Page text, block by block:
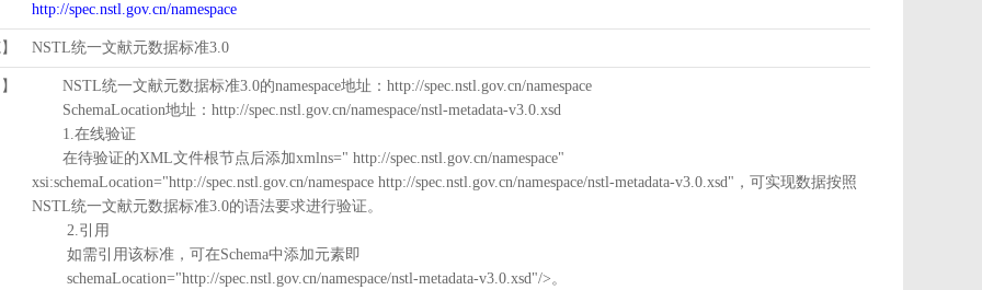
http://spec.nstl.gov.cn/namespace
NSTL统一文献元数据标准3.0
NSTL统一文献元数据标准3.0的namespace地址：http://spec.nstl.gov.cn/namespace
SchemaLocation地址：http://spec.nstl.gov.cn/namespace/nstl-metadata-v3.0.xsd
1.在线验证
在待验证的XML文件根节点后添加xmlns=" http://spec.nstl.gov.cn/namespace"
xsi:schemaLocation="http://spec.nstl.gov.cn/namespace http://spec.nstl.gov.cn/namespace/nstl-metadata-v3.0.xsd"，可实现数据按照
NSTL统一文献元数据标准3.0的语法要求进行验证。
2.引用
如需引用该标准，可在Schema中添加元素即
schemaLocation="http://spec.nstl.gov.cn/namespace/nstl-metadata-v3.0.xsd"/>。